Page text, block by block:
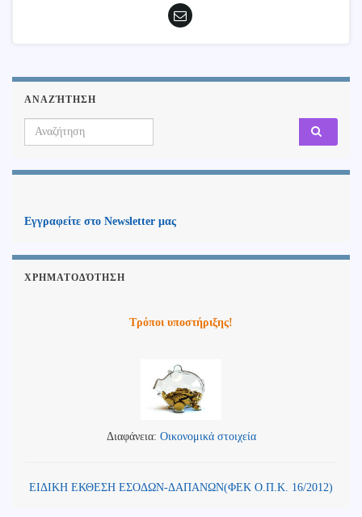
ΑΝΑΖΉΤΗΣΗ
Search for:
Εγγραφείτε στο Newsletter μας
ΧΡΗΜΑΤΟΔΌΤΗΣΗ
Τρόποι υποστήριξης!
Διαφάνεια: Οικονομικά στοιχεία
ΕΙΔΙΚΗ ΕΚΘΕΣΗ ΕΣΟΔΩΝ-ΔΑΠΑΝΩΝ(ΦΕΚ Ο.Π.Κ. 16/2012)